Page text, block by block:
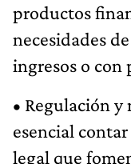
productos
necesidades
ingresos o
• Regulación y
esencial
legal que